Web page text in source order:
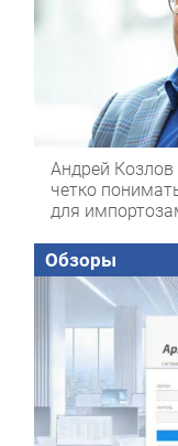
Андрей
четко
для
Обзоры